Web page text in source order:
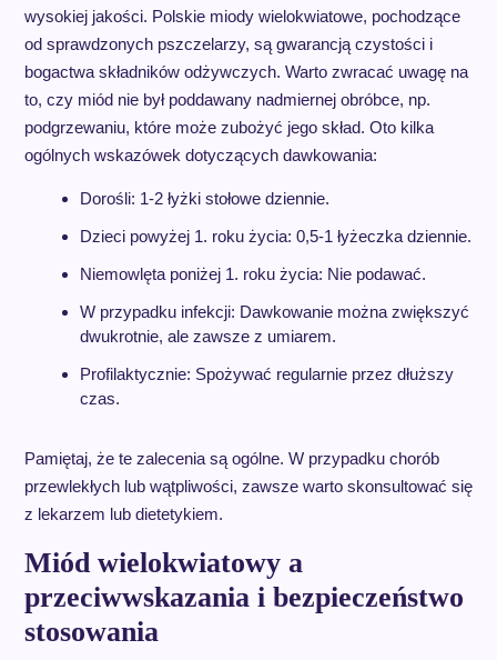
wysokiej jakości. Polskie miody wielokwiatowe, pochodzące
od sprawdzonych pszczelarzy, są gwarancją czystości i
bogactwa składników odżywczych. Warto zwracać uwagę na
to, czy miód nie był poddawany nadmiernej obróbce, np.
podgrzewaniu, które może zubożyć jego skład. Oto kilka
ogólnych wskazówek dotyczących dawkowania:
Dorośli: 1-2 łyżki stołowe dziennie.
Dzieci powyżej 1. roku życia: 0,5-1 łyżeczka dziennie.
Niemowlęta poniżej 1. roku życia: Nie podawać.
W przypadku infekcji: Dawkowanie można zwiększyć
dwukrotnie, ale zawsze z umiarem.
Profilaktycznie: Spożywać regularnie przez dłuższy
czas.
Pamiętaj, że te zalecenia są ogólne. W przypadku chorób
przewlekłych lub wątpliwości, zawsze warto skonsultować się
z lekarzem lub dietetykiem.
Miód wielokwiatowy a
przeciwwskazania i bezpieczeństwo
stosowania